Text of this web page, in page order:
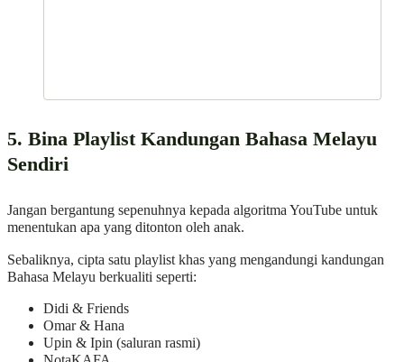
5. Bina Playlist Kandungan Bahasa Melayu
Sendiri
Jangan bergantung sepenuhnya kepada algoritma YouTube untuk
menentukan apa yang ditonton oleh anak.
Sebaliknya, cipta satu playlist khas yang mengandungi kandungan
Bahasa Melayu berkualiti seperti:
Didi & Friends
Omar & Hana
Upin & Ipin (saluran rasmi)